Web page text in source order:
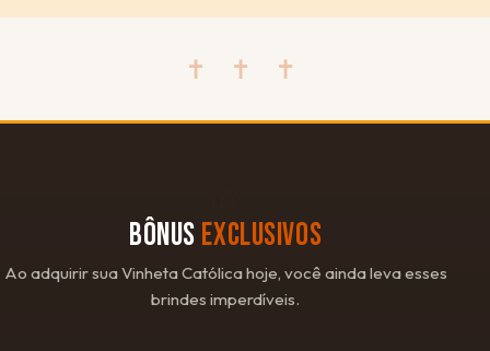
✝ ✝ ✝
BÔNUS EXCLUSIVOS
Ao adquirir sua Vinheta Católica hoje, você ainda leva esses
brindes imperdíveis.